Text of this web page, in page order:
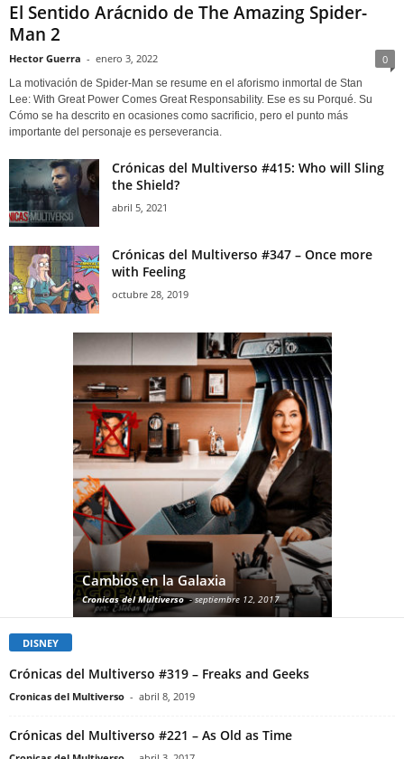
El Sentido Arácnido de The Amazing Spider-
Man 2
Hector Guerra - enero 3, 2022 0
La motivación de Spider-Man se resume en el aforismo inmortal de Stan
Lee: With Great Power Comes Great Responsability. Ese es su Porqué. Su
Cómo se ha descrito en ocasiones como sacrificio, pero el punto más
importante del personaje es perseverancia.
Crónicas del Multiverso #415: Who will Sling
the Shield?
abril 5, 2021
Crónicas del Multiverso #347 – Once more
with Feeling
octubre 28, 2019
Cambios en la Galaxia
Cronicas del Multiverso - septiembre 12, 2017
DISNEY
Crónicas del Multiverso #319 – Freaks and Geeks
Cronicas del Multiverso - abril 8, 2019
Crónicas del Multiverso #221 – As Old as Time